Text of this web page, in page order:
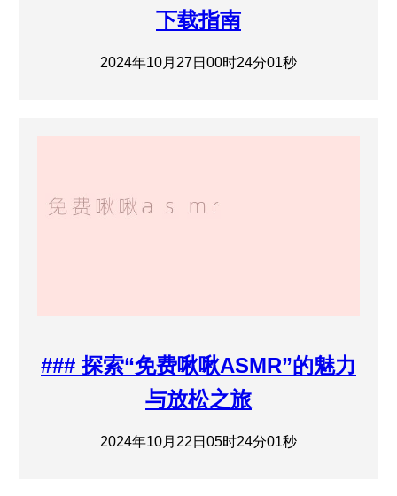
下载指南
2024年10月27日00时24分01秒
### 探索“免费啾啾ASMR”的魅力
与放松之旅
2024年10月22日05时24分01秒